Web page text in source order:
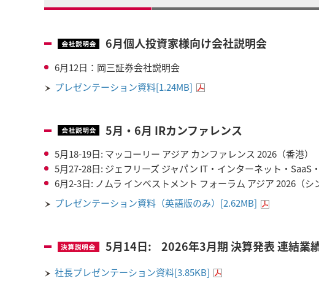
6月個人投資家様向け会社説明会
6月12日：岡三証券会社説明会
プレゼンテーション資料[1.24MB]
5月・6月 IRカンファレンス
5月18-19日: マッコーリー アジア カンファレンス 2026（香港）
5月27-28日: ジェフリーズ ジャパン IT・インターネット・SaaS
6月2-3日: ノムラ インベストメント フォーラム アジア 2026（シ
プレゼンテーション資料（英語版のみ）[2.62MB]
5月14日: 2026年3月期 決算発表 連結業
社長プレゼンテーション資料[3.85KB]